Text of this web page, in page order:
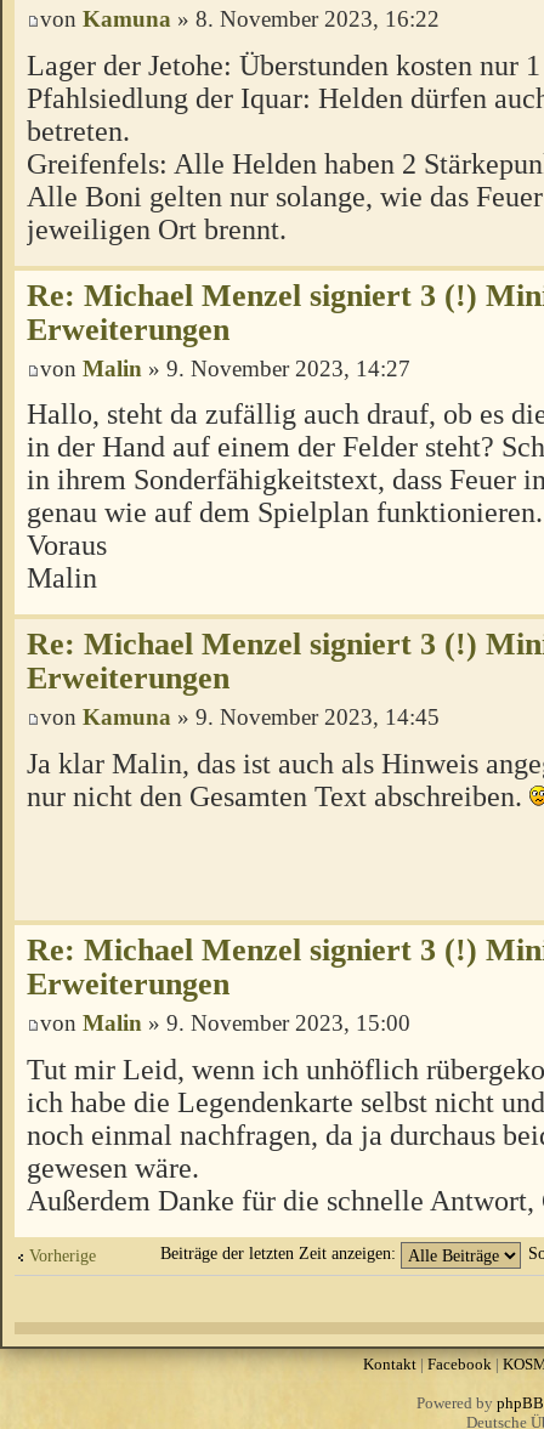
von Kamuna » 8. November 2023, 16:22
Lager der Jetohe: Überstunden kosten nur
Pfahlsiedlung der Iquar: Helden dürfen
betreten.
Greifenfels: Alle Helden haben 2
Alle Boni gelten nur solange, wie das
jeweiligen Ort brennt.
Re: Michael Menzel signiert 3 (!)
Erweiterungen
von Malin » 9. November 2023, 14:27
Hallo, steht da zufällig auch drauf, ob es
in der Hand auf einem der Felder steht?
in ihrem Sonderfähigkeitstext, dass Feuer
genau wie auf dem Spielplan
Voraus
Malin
Re: Michael Menzel signiert 3 (!)
Erweiterungen
von Kamuna » 9. November 2023, 14:45
Ja klar Malin, das ist auch als Hinweis
nur nicht den Gesamten Text abschreiben.
Re: Michael Menzel signiert 3 (!)
Erweiterungen
von Malin » 9. November 2023, 15:00
Tut mir Leid, wenn ich unhöflich
ich habe die Legendenkarte selbst nicht
noch einmal nachfragen, da ja durchaus
gewesen wäre.
Außerdem Danke für die schnelle
Vorherige Beiträge der letzten Zeit anzeigen:
Kontakt|Facebook|
Powered by phpBB
Deutsche